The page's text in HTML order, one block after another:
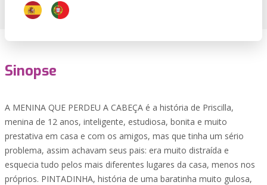
Sinopse
A MENINA QUE PERDEU A CABEÇA é a história de Priscilla,
menina de 12 anos, inteligente, estudiosa, bonita e muito
prestativa em casa e com os amigos, mas que tinha um sério
problema, assim achavam seus pais: era muito distraída e
esquecia tudo pelos mais diferentes lugares da casa, menos nos
próprios. PINTADINHA, história de uma baratinha muito gulosa,